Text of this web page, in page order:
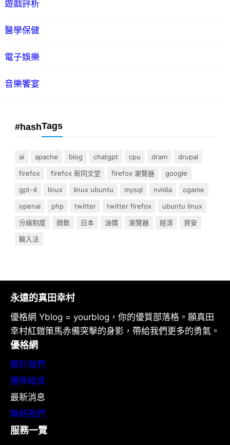
遊戲評析
醫學保健
電子娛樂
音樂饗宴
#hashTags
ai apache blog chatgpt cpu dram
drupal
firefox
firefox 新同文堂 firefox 瀏覽器
google
gpt-4
linux linux ubuntu mysql nvidia
ogame
openai
php twitter twitter firefox
ubuntu linux
分級制度
微軟 日本 油價 瀏覽器 經濟
資安
輸入法
永遠的真田幸村
優格網 Yblog = yourblog，你的優質部落格。願真田
幸村紅鎧策馬赤備突擊的身影，帶給我們更多的勇氣。
優格網
關於我們
團隊組成
最新消息
聯絡我們
服務一覽